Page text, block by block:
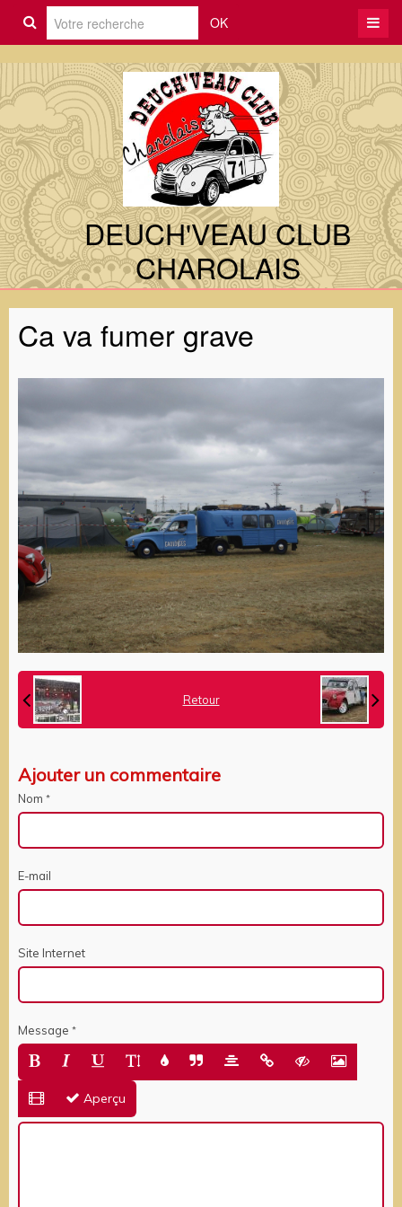
OK
DEUCH'VEAU CLUB
CHAROLAIS
Ca va fumer grave
Retour
Ajouter un commentaire
Nom
E-mail
Site Internet
Message
Aperçu